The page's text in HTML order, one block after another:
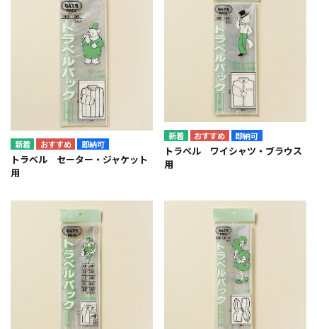
即納可
トラベル セーター・ジャケット
用
即納可
トラベル ワイシャツ・ブラウス
用